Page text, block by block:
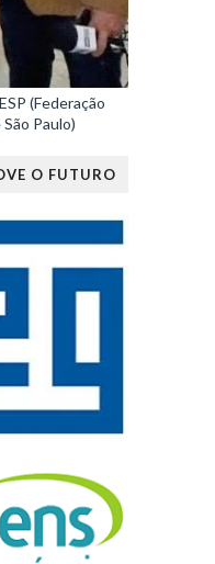
(Federação
Paulo)
O FUTURO